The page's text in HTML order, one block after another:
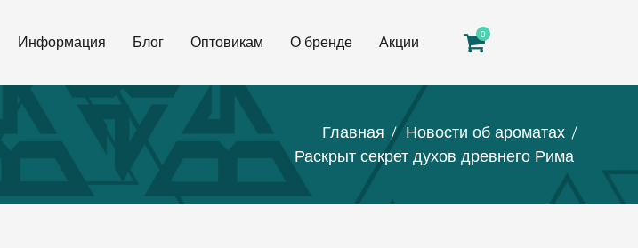
Информация Блог Оптовикам О бренде Акции
0
Главная
Новости об ароматах
Раскрыт секрет духов древнего Рима